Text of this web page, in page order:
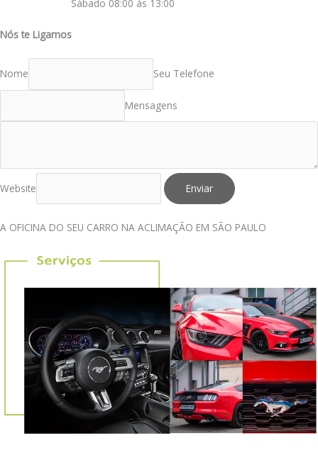
Sábado 08:00 às 13:00
Nós te Ligamos
Nome Seu Telefone
Mensagens
Website Enviar
A OFICINA DO SEU CARRO NA ACLIMAÇÃO EM SÃO PAULO